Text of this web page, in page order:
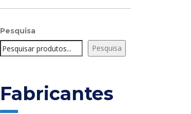
Pesquisa
Pesquisa
Fabricantes